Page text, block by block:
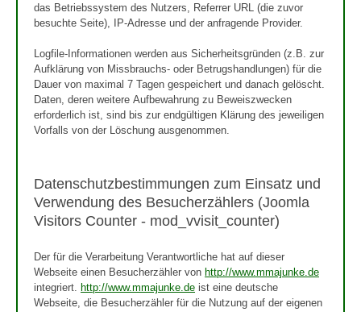
das Betriebssystem des Nutzers, Referrer URL (die zuvor
besuchte Seite), IP-Adresse und der anfragende Provider.
Logfile-Informationen werden aus Sicherheitsgründen (z.B. zur
Aufklärung von Missbrauchs- oder Betrugshandlungen) für die
Dauer von maximal 7 Tagen gespeichert und danach gelöscht.
Daten, deren weitere Aufbewahrung zu Beweiszwecken
erforderlich ist, sind bis zur endgültigen Klärung des jeweiligen
Vorfalls von der Löschung ausgenommen.
Datenschutzbestimmungen zum Einsatz und
Verwendung des Besucherzählers (Joomla
Visitors Counter - mod_vvisit_counter)
Der für die Verarbeitung Verantwortliche hat auf dieser
Webseite einen Besucherzähler von http://www.mmajunke.de
integriert.
http://www.mmajunke.de ist eine deutsche
Webseite, die Besucherzähler für die Nutzung auf der eigenen